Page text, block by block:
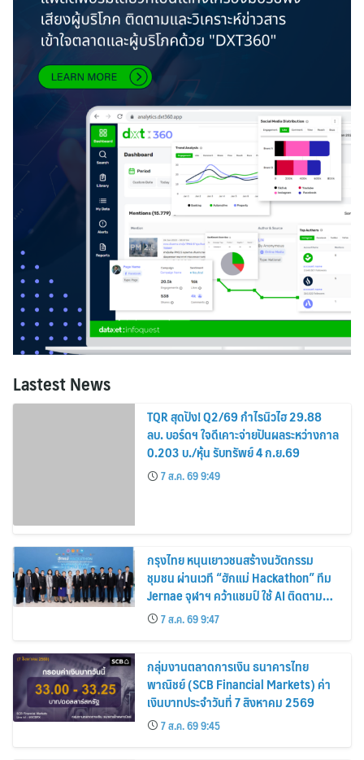
Lastest News
TQR สุดปัง! Q2/69 กำไรนิวไฮ 29.88
ลบ. บอร์ดฯ ใจดีเคาะจ่ายปันผลระหว่างกาล
0.203 บ./หุ้น รับทรัพย์ 4 ก.ย.69
7 ส.ค. 69 9:49
กรุงไทย หนุนเยาวชนสร้างนวัตกรรม
ชุมชน ผ่านเวที “ฮักแม่ Hackathon” ทีม
Jernae จุฬาฯ คว้าแชมป์ ใช้ AI ติดตาม
ทรัพย์สินสูญหาย
7 ส.ค. 69 9:47
กลุ่มงานตลาดการเงิน ธนาคารไทย
พาณิชย์ (SCB Financial Markets) ค่า
เงินบาทประจำวันที่ 7 สิงหาคม 2569
7 ส.ค. 69 9:45